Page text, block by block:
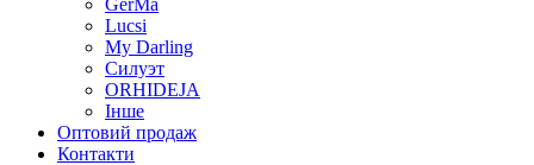
GerMa
Lucsi
My Darling
Силуэт
ORHIDEJA
Інше
Оптовий продаж
Контакти